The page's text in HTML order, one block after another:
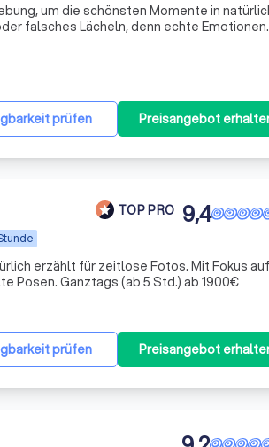
um die schönsten Momente in
falsches Lächeln, denn echte Emotionen
prüfen Preisangebot
TOP PRO 9,4
erzählt für zeitlose Fotos. Mit Fokus auf
echte Momente und emotionale Portraits statt gestellte Posen. Ganztags (ab 5 Std.) ab 1900€
prüfen Preisangebot